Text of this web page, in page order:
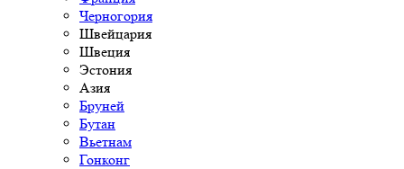
Черногория
Швейцария
Швеция
Эстония
Азия
Бруней
Бутан
Вьетнам
Гонконг